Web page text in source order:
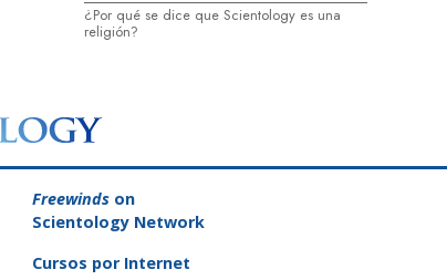
¿Por qué se dice que Scientology es una
religión?
Freewinds on
Scientology Network
Cursos por Internet